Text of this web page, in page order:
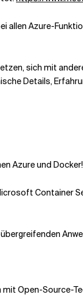
allen Azure-
sich mit
Details,
Azure und Docker!
Container
Open-Source-